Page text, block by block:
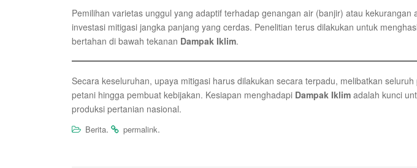
Pemilihan varietas unggul yang adaptif terhadap genangan air (banjir) atau kekurangan
investasi mitigasi jangka panjang yang cerdas. Penelitian terus dilakukan untuk
bertahan di bawah tekanan Dampak Iklim.
Secara keseluruhan, upaya mitigasi harus dilakukan secara terpadu, melibatkan
petani hingga pembuat kebijakan. Kesiapan menghadapi Dampak Iklim adalah kunci
produksi pertanian nasional.
Berita. permalink.